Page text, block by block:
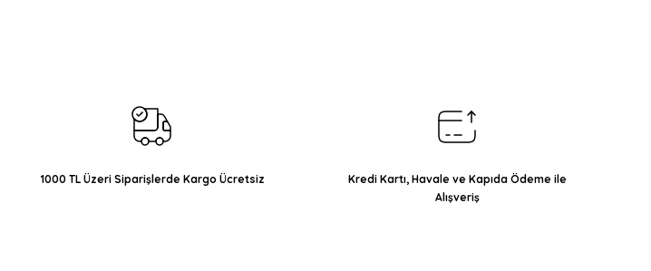
Ürün fiyatı diğer sitelerden daha pahalı.
Bu ürüne benzer farklı alternatifler olmalı.
1000 TL Üzeri Siparişlerde Kargo Ücretsiz
Kredi Kartı, Havale ve Kapıda Ödeme ile
Alışveriş